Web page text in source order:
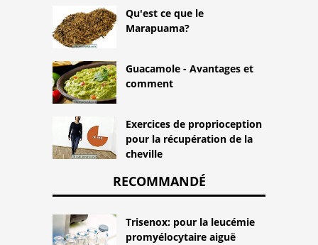
Qu'est ce que le
Marapuama?
Guacamole - Avantages et
comment
Exercices de proprioception
pour la récupération de la
cheville
RECOMMANDÉ
Trisenox: pour la leucémie
promyélocytaire aiguë